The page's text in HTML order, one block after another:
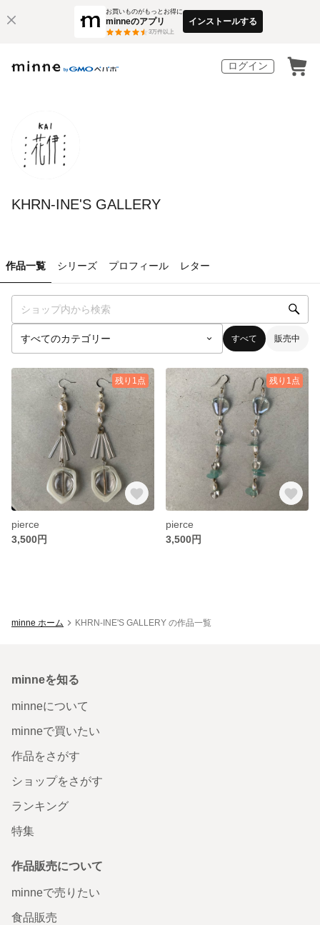
お買いものがもっとお得に
minneのアプリ
3万件以上
インストールする
ログイン
KHRN-INE'S GALLERY
作品一覧 シリーズ プロフィール レター
すべて 販売中
残り1点
pierce
3,500円
残り1点
pierce
3,500円
minne ホーム KHRN-INE'S GALLERY の作品一覧
minneを知る
minneについて
minneで買いたい
作品をさがす
ショップをさがす
ランキング
特集
作品販売について
minneで売りたい
食品販売